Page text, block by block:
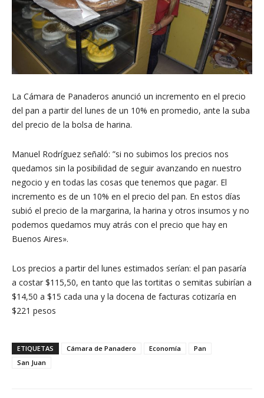
La Cámara de Panaderos anunció un incremento en el precio
del pan a partir del lunes de un 10% en promedio, ante la suba
del precio de la bolsa de harina.
Manuel Rodríguez señaló: ”si no subimos los precios nos
quedamos sin la posibilidad de seguir avanzando en nuestro
negocio y en todas las cosas que tenemos que pagar. El
incremento es de un 10% en el precio del pan. En estos días
subió el precio de la margarina, la harina y otros insumos y no
podemos quedamos muy atrás con el precio que hay en
Buenos Aires».
Los precios a partir del lunes estimados serían: el pan pasaría
a costar $115,50, en tanto que las tortitas o semitas subirían a
$14,50 a $15 cada una y la docena de facturas cotizaría en
$221 pesos
ETIQUETAS Cámara de Panadero Economía
Pan
San Juan